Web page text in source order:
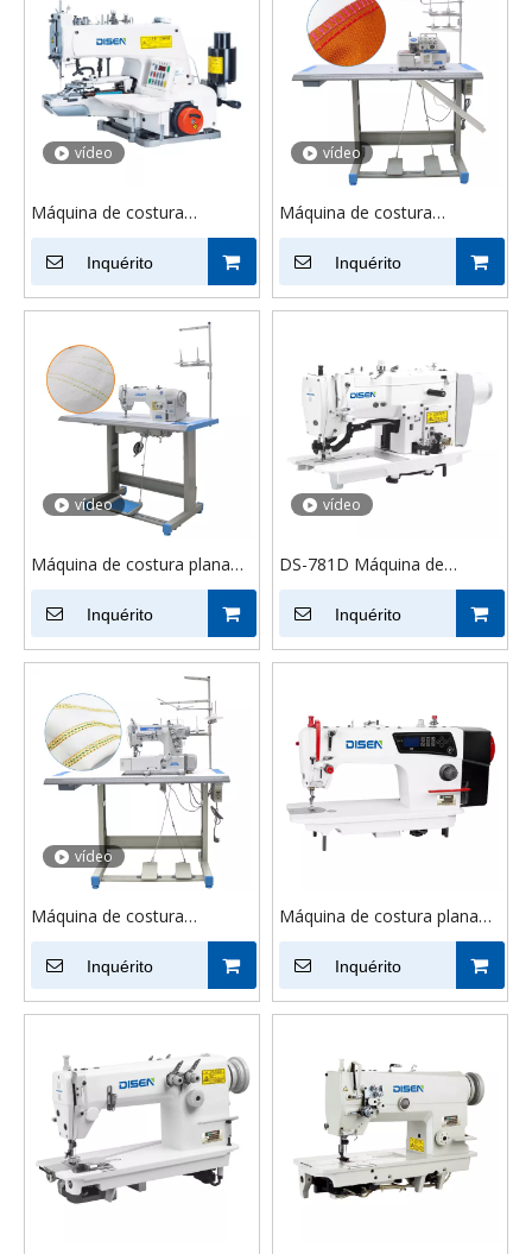
vídeo
Máquina de costura
industrial de botões de
acionamento direto de
computador DS-373D para
jaqueta
Inquérito
vídeo
Máquina de costura
overlock industrial DS-747D
4 linhas para overedging de
manga de toalha
Inquérito
vídeo
Máquina de costura plana
de ponto fixo para
computador de
acionamento direto DSC-
8800 | Equipamento de
costura industrial
Inquérito
vídeo
DS-781D Máquina de
costura de caseado
industrial de alta velocidade
para camisetas esportivas,
máquina de caseado reto
Inquérito
vídeo
Máquina de costura
industrial de alta velocidade
DS-500D, máquina de
costura com
intertravamento de tecido
Inquérito
Máquina de costura plana
integrada a computador M5
Inquérito